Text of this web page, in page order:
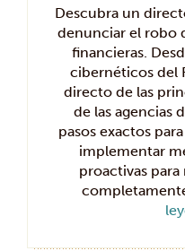
Descubra un
denunciar el robo
financieras.
cibernéticos del
directo de las
de las agencias
pasos exactos
implementar
proactivas